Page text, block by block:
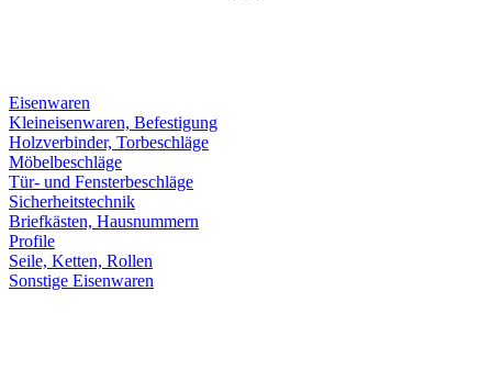
Eisenwaren
Kleineisenwaren, Befestigung
Holzverbinder, Torbeschläge
Möbelbeschläge
Tür- und Fensterbeschläge
Sicherheitstechnik
Briefkästen, Hausnummern
Profile
Seile, Ketten, Rollen
Sonstige Eisenwaren